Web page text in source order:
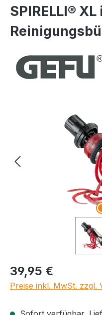
SPIRELLI®
Regulärer Preis:
39,95 €
Preise inkl. MwSt. zzgl.